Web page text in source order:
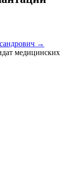
→
медицинских